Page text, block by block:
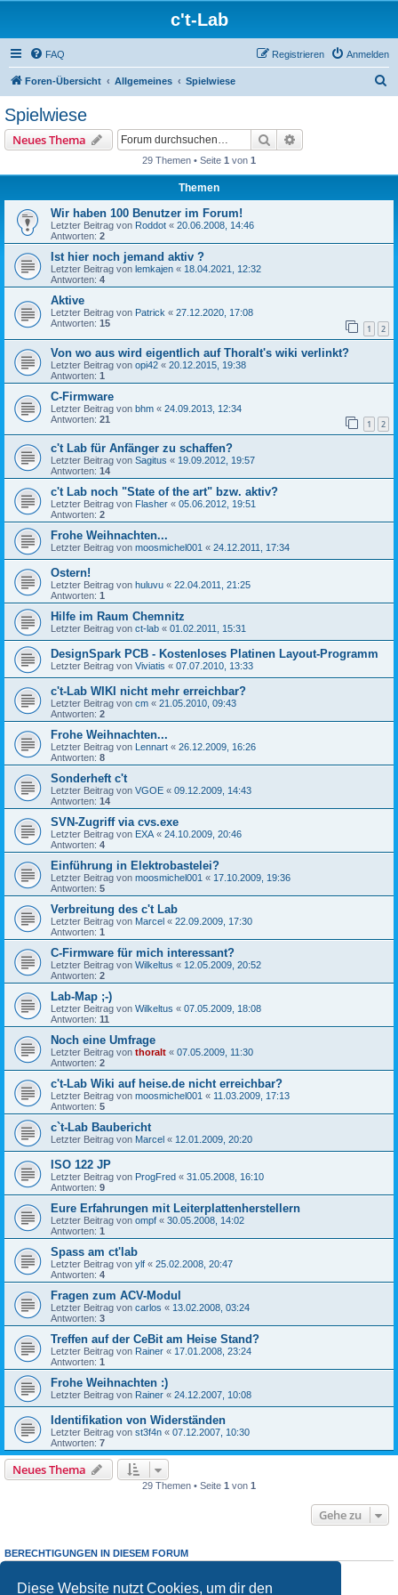
Diese Website nutzt Cookies, um dir den
c't-Lab
FAQ Anmelden
Registrieren
Foren-Übersicht Allgemeines Spielwiese
Spielwiese
Neues Thema Suche
29 Themen • Seite 1 von 1
Themen
Wir haben 100 Benutzer im Forum!
Letzter Beitrag von Roddot « 20.06.2008, 14:46
Antworten: 2
Ist hier noch jemand aktiv ?
Letzter Beitrag von lemkajen « 18.04.2021, 12:32
Antworten: 4
Aktive
Letzter Beitrag von Patrick « 27.12.2020, 17:08
Antworten: 15 1 2
Von wo aus wird eigentlich auf Thoralt's wiki verlinkt?
Letzter Beitrag von opi42 « 20.12.2015, 19:38
Antworten: 1
C-Firmware
Letzter Beitrag von bhm « 24.09.2013, 12:34
Antworten: 21 1 2
c't Lab für Anfänger zu schaffen?
Letzter Beitrag von Sagitus « 19.09.2012, 19:57
Antworten: 14
c't Lab noch "State of the art" bzw. aktiv?
Letzter Beitrag von Flasher « 05.06.2012, 19:51
Antworten: 2
Frohe Weihnachten...
Letzter Beitrag von moosmichel001 « 24.12.2011, 17:34
Ostern!
Letzter Beitrag von huluvu « 22.04.2011, 21:25
Antworten: 1
Hilfe im Raum Chemnitz
Letzter Beitrag von ct-lab « 01.02.2011, 15:31
DesignSpark PCB - Kostenloses Platinen Layout-Programm
Letzter Beitrag von Viviatis « 07.07.2010, 13:33
c't-Lab WIKI nicht mehr erreichbar?
Letzter Beitrag von cm « 21.05.2010, 09:43
Antworten: 2
Frohe Weihnachten...
Letzter Beitrag von Lennart « 26.12.2009, 16:26
Antworten: 8
Sonderheft c't
Letzter Beitrag von VGOE « 09.12.2009, 14:43
Antworten: 14
SVN-Zugriff via cvs.exe
Letzter Beitrag von EXA « 24.10.2009, 20:46
Antworten: 4
Einführung in Elektrobastelei?
Letzter Beitrag von moosmichel001 « 17.10.2009, 19:36
Antworten: 5
Verbreitung des c't Lab
Letzter Beitrag von Marcel « 22.09.2009, 17:30
Antworten: 1
C-Firmware für mich interessant?
Letzter Beitrag von Wilkeltus « 12.05.2009, 20:52
Antworten: 2
Lab-Map ;-)
Letzter Beitrag von Wilkeltus « 07.05.2009, 18:08
Antworten: 11
Noch eine Umfrage
Letzter Beitrag von thoralt « 07.05.2009, 11:30
Antworten: 2
c't-Lab Wiki auf heise.de nicht erreichbar?
Letzter Beitrag von moosmichel001 « 11.03.2009, 17:13
Antworten: 5
c`t-Lab Baubericht
Letzter Beitrag von Marcel « 12.01.2009, 20:20
ISO 122 JP
Letzter Beitrag von ProgFred « 31.05.2008, 16:10
Antworten: 9
Eure Erfahrungen mit Leiterplattenherstellern
Letzter Beitrag von ompf « 30.05.2008, 14:02
Antworten: 1
Spass am ct'lab
Letzter Beitrag von ylf « 25.02.2008, 20:47
Antworten: 4
Fragen zum ACV-Modul
Letzter Beitrag von carlos « 13.02.2008, 03:24
Antworten: 3
Treffen auf der CeBit am Heise Stand?
Letzter Beitrag von Rainer « 17.01.2008, 23:24
Antworten: 1
Frohe Weihnachten :)
Letzter Beitrag von Rainer « 24.12.2007, 10:08
Identifikation von Widerständen
Letzter Beitrag von st3f4n « 07.12.2007, 10:30
Antworten: 7
Neues Thema
29 Themen • Seite 1 von 1
Gehe zu
BERECHTIGUNGEN IN DIESEM FORUM
Du darfst
keine Antworten zu Themen in diesem Forum erstellen.